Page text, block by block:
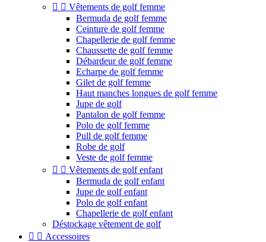
  Vêtements de golf femme
Bermuda de golf femme
Ceinture de golf femme
Chapellerie de golf femme
Chaussette de golf femme
Débardeur de golf femme
Echarpe de golf femme
Gilet de golf femme
Haut manches longues de golf femme
Jupe de golf
Pantalon de golf femme
Polo de golf femme
Pull de golf femme
Robe de golf
Veste de golf femme
  Vêtements de golf enfant
Bermuda de golf enfant
Jupe de golf enfant
Polo de golf enfant
Chapellerie de golf enfant
Déstockage vêtement de golf
  Accessoires